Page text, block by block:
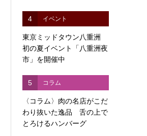
4 イベント
東京ミッドタウン八重洲
初の夏イベント「八重洲夜
市」を開催中
5 コラム
〈コラム〉肉の名店がこだ
わり抜いた逸品 舌の上で
とろけるハンバーグ